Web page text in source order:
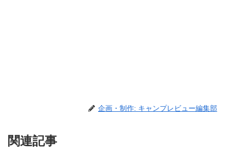
企画・制作: キャンプレビュー編集部
関連記事